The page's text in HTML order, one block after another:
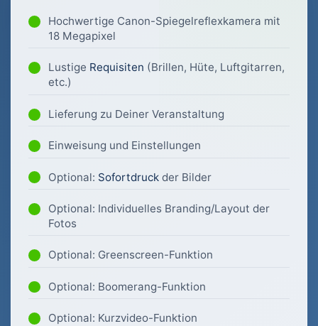
Hochwertige Canon-Spiegelreflexkamera mit
18 Megapixel
Lustige Requisiten (Brillen, Hüte, Luftgitarren,
etc.)
Lieferung zu Deiner Veranstaltung
Einweisung und Einstellungen
Optional: Sofortdruck der Bilder
Optional: Individuelles Branding/Layout der
Fotos
Optional: Greenscreen-Funktion
Optional: Boomerang-Funktion
Optional: Kurzvideo-Funktion